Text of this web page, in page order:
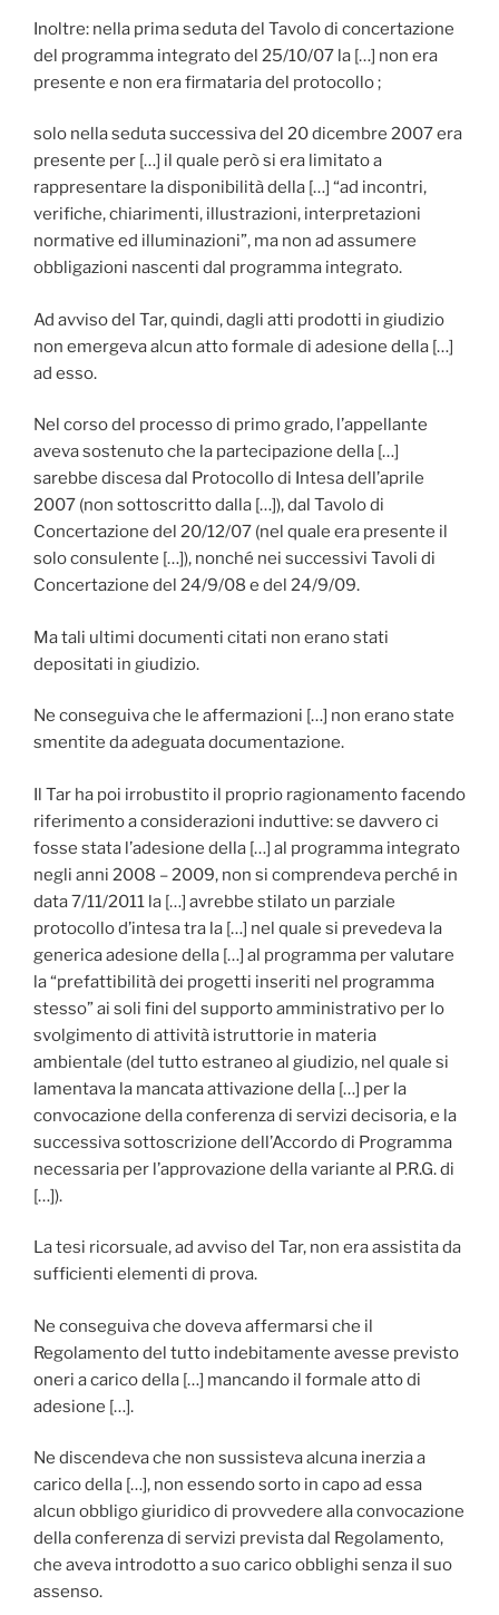
Inoltre: nella prima seduta del Tavolo di concertazione
del programma integrato del 25/10/07 la […] non era
presente e non era firmataria del protocollo ;
solo nella seduta successiva del 20 dicembre 2007 era
presente per […] il quale però si era limitato a
rappresentare la disponibilità della […] “ad incontri,
verifiche, chiarimenti, illustrazioni, interpretazioni
normative ed illuminazioni”, ma non ad assumere
obbligazioni nascenti dal programma integrato.
Ad avviso del Tar, quindi, dagli atti prodotti in giudizio
non emergeva alcun atto formale di adesione della […]
ad esso.
Nel corso del processo di primo grado, l’appellante
aveva sostenuto che la partecipazione della […]
sarebbe discesa dal Protocollo di Intesa dell’aprile
2007 (non sottoscritto dalla […]), dal Tavolo di
Concertazione del 20/12/07 (nel quale era presente il
solo consulente […]), nonché nei successivi Tavoli di
Concertazione del 24/9/08 e del 24/9/09.
Ma tali ultimi documenti citati non erano stati
depositati in giudizio.
Ne conseguiva che le affermazioni […] non erano state
smentite da adeguata documentazione.
Il Tar ha poi irrobustito il proprio ragionamento facendo
riferimento a considerazioni induttive: se davvero ci
fosse stata l’adesione della […] al programma integrato
negli anni 2008 – 2009, non si comprendeva perché in
data 7/11/2011 la […] avrebbe stilato un parziale
protocollo d’intesa tra la […] nel quale si prevedeva la
generica adesione della […] al programma per valutare
la “prefattibilità dei progetti inseriti nel programma
stesso” ai soli fini del supporto amministrativo per lo
svolgimento di attività istruttorie in materia
ambientale (del tutto estraneo al giudizio, nel quale si
lamentava la mancata attivazione della […] per la
convocazione della conferenza di servizi decisoria, e la
successiva sottoscrizione dell’Accordo di Programma
necessaria per l’approvazione della variante al P.R.G. di
[…]).
La tesi ricorsuale, ad avviso del Tar, non era assistita da
sufficienti elementi di prova.
Ne conseguiva che doveva affermarsi che il
Regolamento del tutto indebitamente avesse previsto
oneri a carico della […] mancando il formale atto di
adesione […].
Ne discendeva che non sussisteva alcuna inerzia a
carico della […], non essendo sorto in capo ad essa
alcun obbligo giuridico di provvedere alla convocazione
della conferenza di servizi prevista dal Regolamento,
che aveva introdotto a suo carico obblighi senza il suo
assenso.